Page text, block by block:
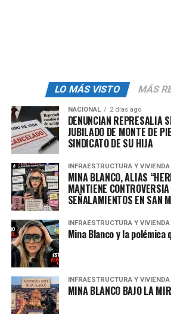
En caso de que no se consiga un
Washington, dijo, “estaremos
respuesta la siguiente semana”. Dijo
respuesta de México no será un ojo
medida de apoyo a la industria del
del aluminio y a los empleos (…)
que protegerse”.
¿Qué otros temas se
hoy en la mañanera
miércoles?
Descarta usar la fuerza
bloqueos y plantón de la
LO MÁS VISTO MÁS
NACIONAL 2 días ago
DENUNCIAN REPRESALIA
JUBILADO DE MONTE DE
SINDICATO DE SU HIJA
INFRAESTRUCTURA Y VIVIENDA
MINA BLANCO, ALIAS
MANTIENE
SEÑALAMIENTOS EN SAN
INFRAESTRUCTURA Y VIVIENDA
Mina Blanco y la polémica
INFRAESTRUCTURA Y VIVIENDA
MINA BLANCO BAJO LA